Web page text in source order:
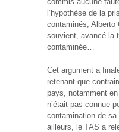
l’hypothèse de la
contaminés, Alberto
souvient, avancé la
contaminée…
Cet argument a
retenant que
pays, notamment en
n’était pas connue
contamination de
ailleurs, le TAS a